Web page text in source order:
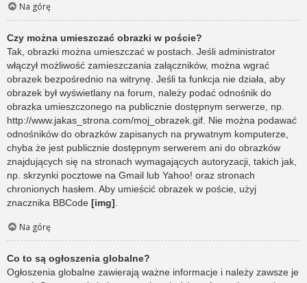
Na górę
Czy można umieszczać obrazki w poście?
Tak, obrazki można umieszczać w postach. Jeśli administrator
włączył możliwość zamieszczania załączników, można wgrać
obrazek bezpośrednio na witrynę. Jeśli ta funkcja nie działa, aby
obrazek był wyświetlany na forum, należy podać odnośnik do
obrazka umieszczonego na publicznie dostępnym serwerze, np.
http://www.jakas_strona.com/moj_obrazek.gif. Nie można podawać
odnośników do obrazków zapisanych na prywatnym komputerze,
chyba że jest publicznie dostępnym serwerem ani do obrazków
znajdujących się na stronach wymagających autoryzacji, takich jak,
np. skrzynki pocztowe na Gmail lub Yahoo! oraz stronach
chronionych hasłem. Aby umieścić obrazek w poście, użyj
znacznika BBCode [img].
Na górę
Co to są ogłoszenia globalne?
Ogłoszenia globalne zawierają ważne informacje i należy zawsze je